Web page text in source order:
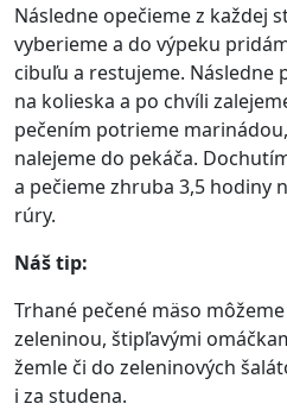
Následne opečieme z každej
vyberieme a do výpeku
cibuľu a restujeme. Následne
na kolieska a po chvíli
pečením potrieme
nalejeme do pekáča.
a pečieme zhruba 3,5 hodiny
rúry.
Náš tip:
Trhané pečené mäso
zeleninou, štipľavými
žemle či do zeleninových
i za studena.